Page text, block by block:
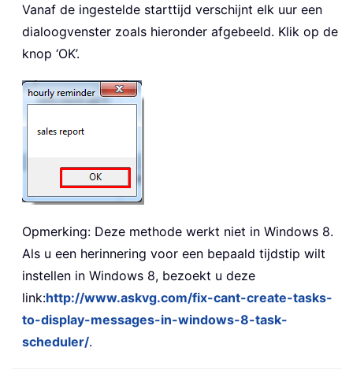
Vanaf de ingestelde starttijd verschijnt elk uur een
dialoogvenster zoals hieronder afgebeeld. Klik op de
knop ‘OK’.
Opmerking: Deze methode werkt niet in Windows 8.
Als u een herinnering voor een bepaald tijdstip wilt
instellen in Windows 8, bezoekt u deze
link:http://www.askvg.com/fix-cant-create-tasks-
to-display-messages-in-windows-8-task-
scheduler/.